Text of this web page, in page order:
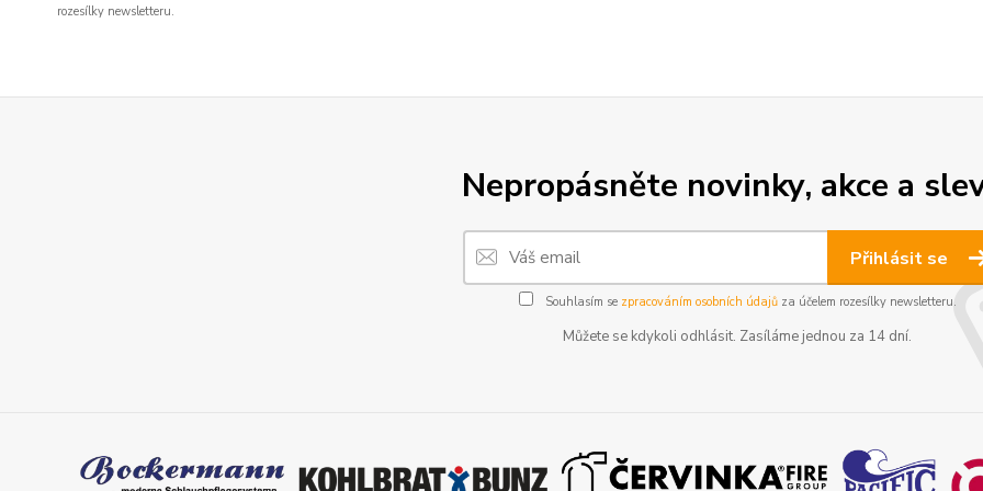
rozesílky newsletteru.
Nepropásněte novinky, akce a
Přihlásit se
Souhlasím se zpracováním osobních údajůza účelem rozesílky newsletteru.
Můžete se kdykoli odhlásit. Zasíláme jednou za 14 dní.